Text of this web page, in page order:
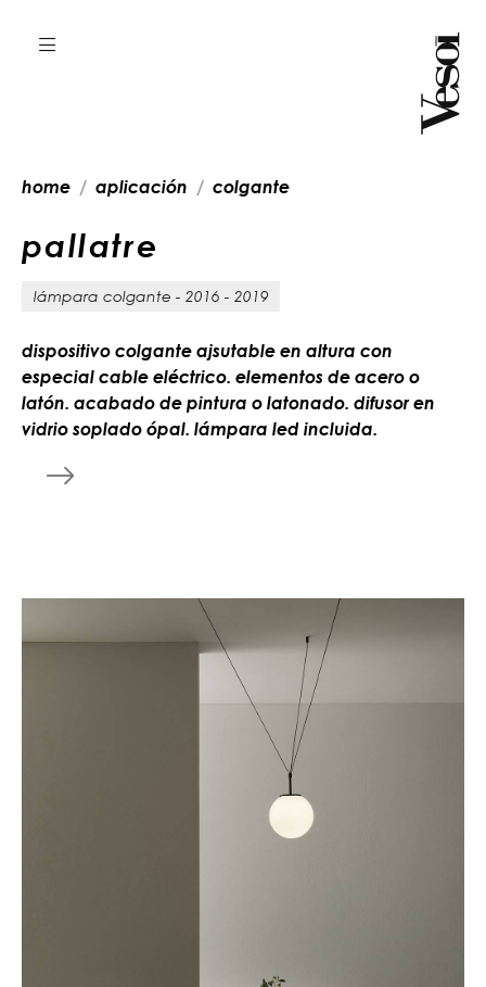
home aplicación colgante
pallatre
lámpara colgante - 2016 - 2019
dispositivo colgante ajsutable en altura con
especial cable eléctrico. elementos de acero o
latón. acabado de pintura o latonado. difusor en
vidrio soplado ópal. lámpara led incluida.